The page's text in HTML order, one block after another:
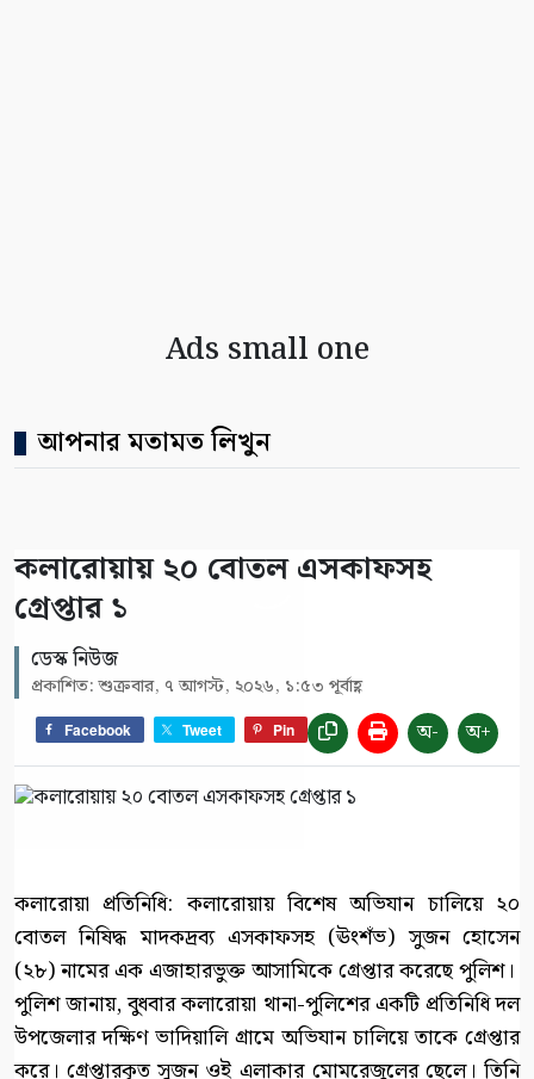
Ads small one
আপনার মতামত লিখুন
কলারোয়ায় ২০ বোতল এসকাফসহ
গ্রেপ্তার ১
ডেস্ক নিউজ
প্রকাশিত: শুক্রবার, ৭ আগস্ট, ২০২৬, ১:৫৩ পূর্বাহ্ণ
Facebook Tweet Pin অ- অ+
কলারোয়া প্রতিনিধি: কলারোয়ায় বিশেষ অভিযান চালিয়ে ২০
বোতল নিষিদ্ধ মাদকদ্রব্য এসকাফসহ (ঊংশঁভ) সুজন হোসেন
(২৮) নামের এক এজাহারভুক্ত আসামিকে গ্রেপ্তার করেছে পুলিশ।
পুলিশ জানায়, বুধবার কলারোয়া থানা-পুলিশের একটি প্রতিনিধি দল
উপজেলার দক্ষিণ ভাদিয়ালি গ্রামে অভিযান চালিয়ে তাকে গ্রেপ্তার
করে। গ্রেপ্তারকৃত সুজন ওই এলাকার মোমরেজুলের ছেলে। তিনি